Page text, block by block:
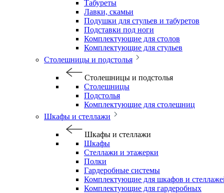
Табуреты
Лавки, скамьи
Подушки для стульев и табуретов
Подставки под ноги
Комплектующие для столов
Комплектующие для стульев
Столешницы и подстолья
Столешницы и подстолья
Столешницы
Подстолья
Комплектующие для столешниц
Шкафы и стеллажи
Шкафы и стеллажи
Шкафы
Стеллажи и этажерки
Полки
Гардеробные системы
Комплектующие для шкафов и
Комплектующие для гардеробных